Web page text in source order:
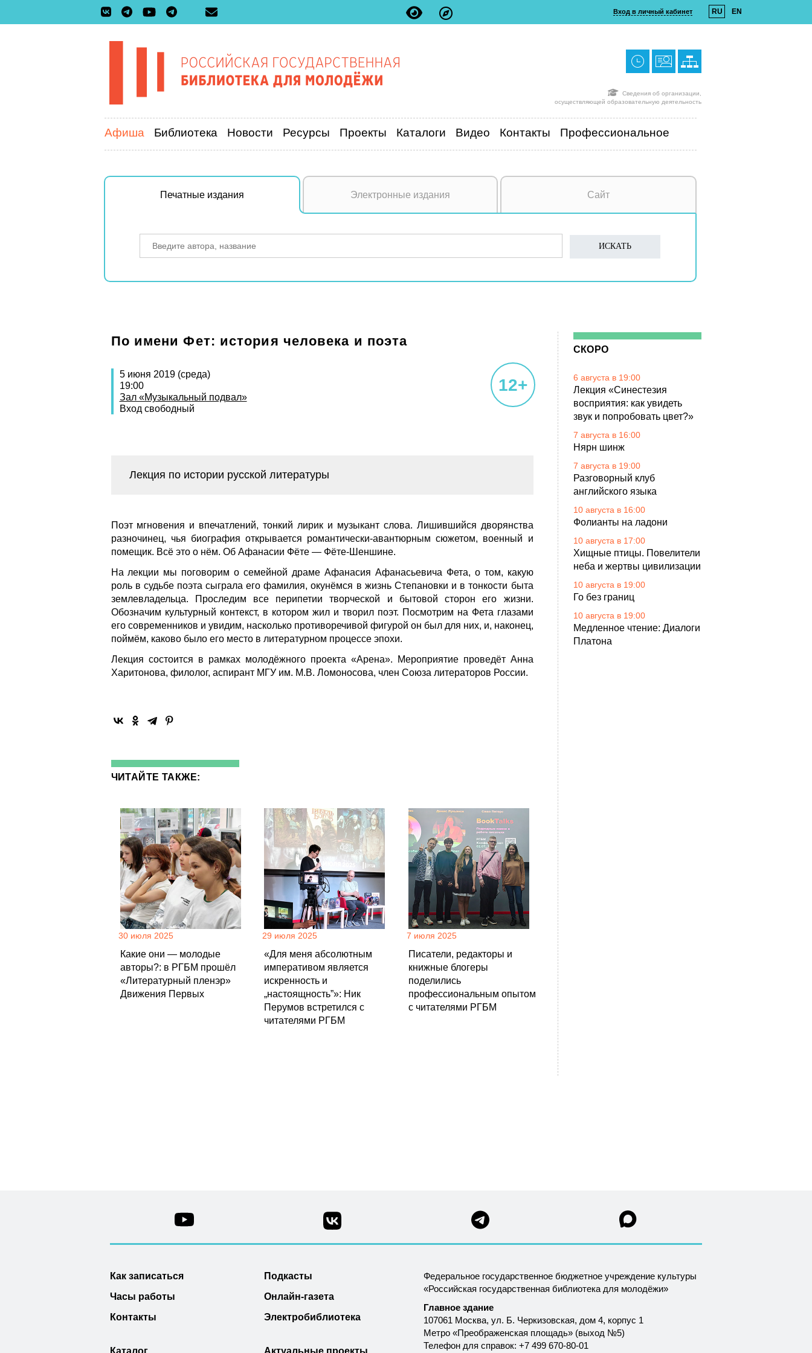
Вход в личный кабинет RU EN
Сведения об организации,
осуществляющей образовательную деятельность
Афиша Библиотека Новости Ресурсы Проекты Каталоги Видео Контакты Профессиональное
Печатные издания Электронные издания Сайт
По имени Фет: история человека и поэта
12+
5 июня 2019 (среда)
19:00
Зал «Музыкальный подвал»
Вход свободный
Лекция по истории русской литературы
Поэт мгновения и впечатлений, тонкий лирик и музыкант слова. Лишившийся дворянства
разночинец, чья биография открывается романтически-авантюрным сюжетом, военный и
помещик. Всё это о нём. Об Афанасии Фёте — Фёте-Шеншине.
На лекции мы поговорим о семейной драме Афанасия Афанасьевича Фета, о том, какую
роль в судьбе поэта сыграла его фамилия, окунёмся в жизнь Степановки и в тонкости быта
землевладельца. Проследим все перипетии творческой и бытовой сторон его жизни.
Обозначим культурный контекст, в котором жил и творил поэт. Посмотрим на Фета глазами
его современников и увидим, насколько противоречивой фигурой он был для них, и, наконец,
поймём, каково было его место в литературном процессе эпохи.
Лекция состоится в рамках молодёжного проекта «Арена». Мероприятие проведёт Анна
Харитонова, филолог, аспирант МГУ им. М.В. Ломоносова, член Союза литераторов России.
СКОРО
6 августа в 19:00
Лекция «Синестезия
восприятия: как увидеть
звук и попробовать цвет?»
7 августа в 16:00
Нярн шинж
7 августа в 19:00
Разговорный клуб
английского языка
10 августа в 16:00
Фолианты на ладони
10 августа в 17:00
Хищные птицы. Повелители
неба и жертвы цивилизации
10 августа в 19:00
Го без границ
10 августа в 19:00
Медленное чтение: Диалоги
Платона
ЧИТАЙТЕ ТАКЖЕ:
30 июля 2025
Какие они — молодые
авторы?: в РГБМ прошёл
«Литературный пленэр»
Движения Первых
29 июля 2025
«Для меня абсолютным
императивом является
искренность и
„настоящность”»: Ник
Перумов встретился с
читателями РГБМ
7 июля 2025
Писатели, редакторы и
книжные блогеры
поделились
профессиональным опытом
с читателями РГБМ
Как записаться
Часы работы
Контакты
Каталог
Подкасты
Онлайн-газета
Электробиблиотека
Актуальные проекты
Федеральное государственное бюджетное учреждение культуры
«Российская государственная библиотека для молодёжи»
Главное здание
107061 Москва, ул. Б. Черкизовская, дом 4, корпус 1
Метро «Преображенская площадь» (выход №5)
Телефон для справок: +7 499 670-80-01